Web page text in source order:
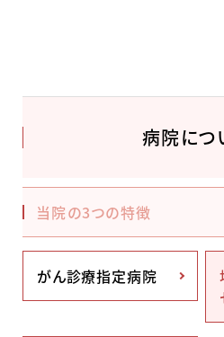
病院につ
当院の3つの特徴
がん診療指定病院